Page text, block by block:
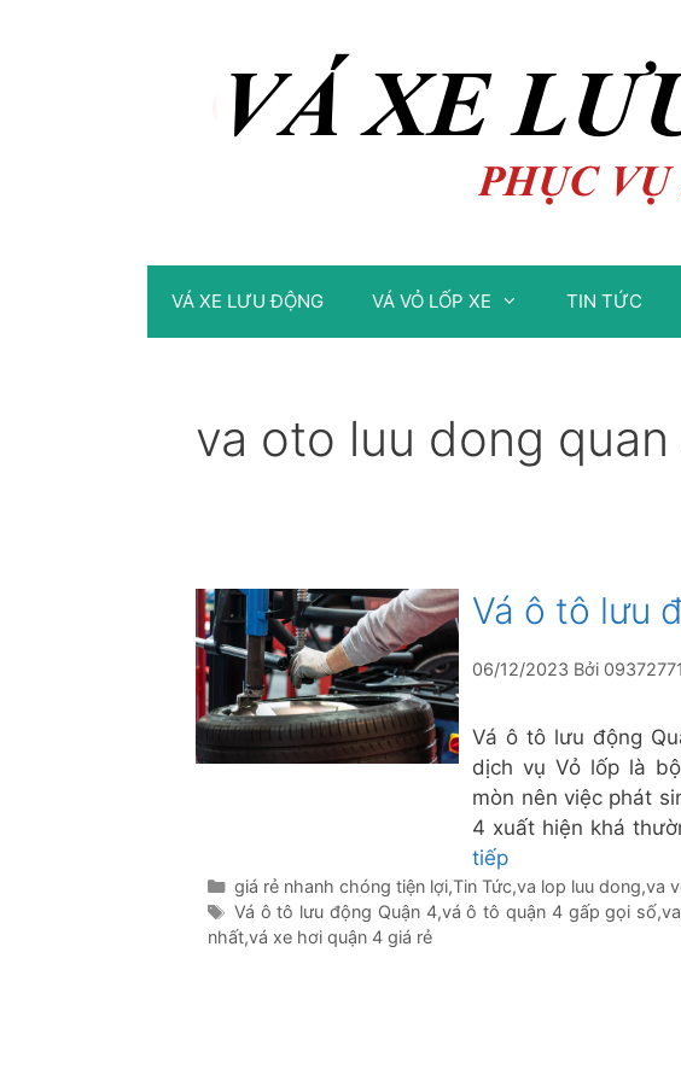
VÁ XE LƯU ĐỘNG VÁ VỎ LỐP XE TIN TỨC
va oto luu dong quan
Vá ô tô lưu
06/12/2023 Bởi
Vá ô tô lưu động
dịch vụ Vỏ lốp là
mòn nên việc phát
4 xuất hiện khá
tiếp
Danh
mục
giá rẻ nhanh chóng tiện lợi,Tin Tức,va lop luu dong,va
Thẻ
Vá ô tô lưu động Quận 4,vá ô tô quận 4 gấp gọi số,
nhất,vá xe hơi quận 4 giá rẻ